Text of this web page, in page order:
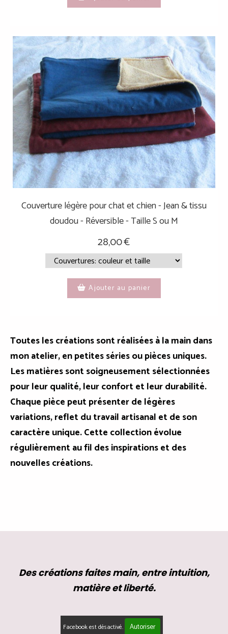
Couverture légère pour chat et chien - Jean & tissu
doudou - Réversible - Taille S ou M
28,00€
Ajouter au panier
Toutes les créations sont réalisées à la main dans
mon atelier, en petites séries ou pièces uniques.
Les matières sont soigneusement sélectionnées
pour leur qualité, leur confort et leur durabilité.
Chaque pièce peut présenter de légères
variations, reflet du travail artisanal et de son
caractère unique. Cette collection évolue
régulièrement au fil des inspirations et des
nouvelles créations.
Des créations faites main, entre intuition,
matière et liberté.
Facebook est désactivé. Autoriser